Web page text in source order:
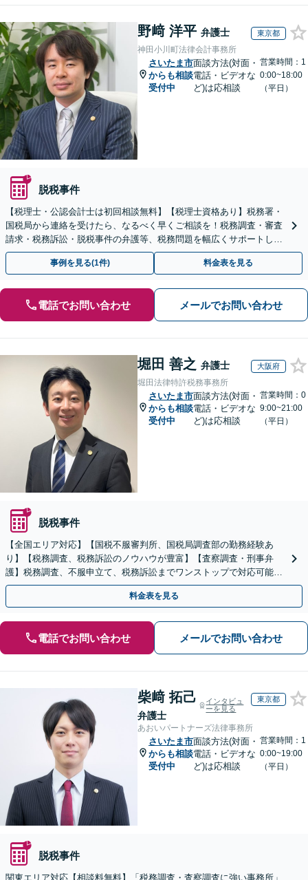
野﨑 洋平 弁護士 東京都
神田小川町法律会計事務所
さいたま市
からも相談
受付中
面談方法(対面・
電話・ビデオな
ど)は応相談
営業時間：1
0:00~18:00
（平日）
脱税事件
【税理士・公認会計士は初回相談無料】【税理士資格あり】税務署・
国税局から連絡を受けたら、なるべく早くご相談を！税務調査・審査
請求・税務訴訟・脱税事件の弁護等、税務問題を幅広くサポートしま
す【電話受付：平日10時～21時】【税務調査に注力】
事例を見る(1件) 料金表を見る
電話でお問い合わせ メールでお問い合わせ
堀田 善之 弁護士 大阪府
堀田法律特許税務事務所
さいたま市
からも相談
受付中
面談方法(対面・
電話・ビデオな
ど)は応相談
営業時間：0
9:00~21:00
（平日）
脱税事件
【全国エリア対応】【国税不服審判所、国税局調査部の勤務経験あ
り】【税務調査、税務訴訟のノウハウが豊富】【査察調査・刑事弁
護】税務調査、不服申立て、税務訴訟までワンストップで対応可能！
事業承継にも対応【休日・夜間相談可】
料金表を見る
電話でお問い合わせ メールでお問い合わせ
柴﨑 拓己
弁護士
インタビュ
ーを見る
東京都
あおいパートナーズ法律事務所
さいたま市
からも相談
受付中
面談方法(対面・
電話・ビデオな
ど)は応相談
営業時間：1
0:00~19:00
（平日）
脱税事件
関東エリア対応【相談料無料】「税務調査・査察調査に強い事務所」